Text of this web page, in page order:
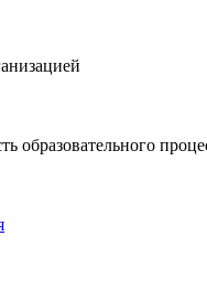
образовательного